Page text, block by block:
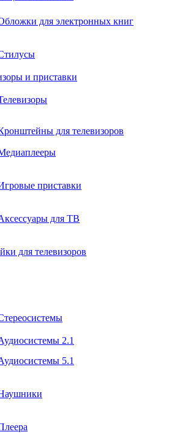
для электронных книг
и приставки
для телевизоров
приставки
для ТВ
для телевизоров
2.1
5.1